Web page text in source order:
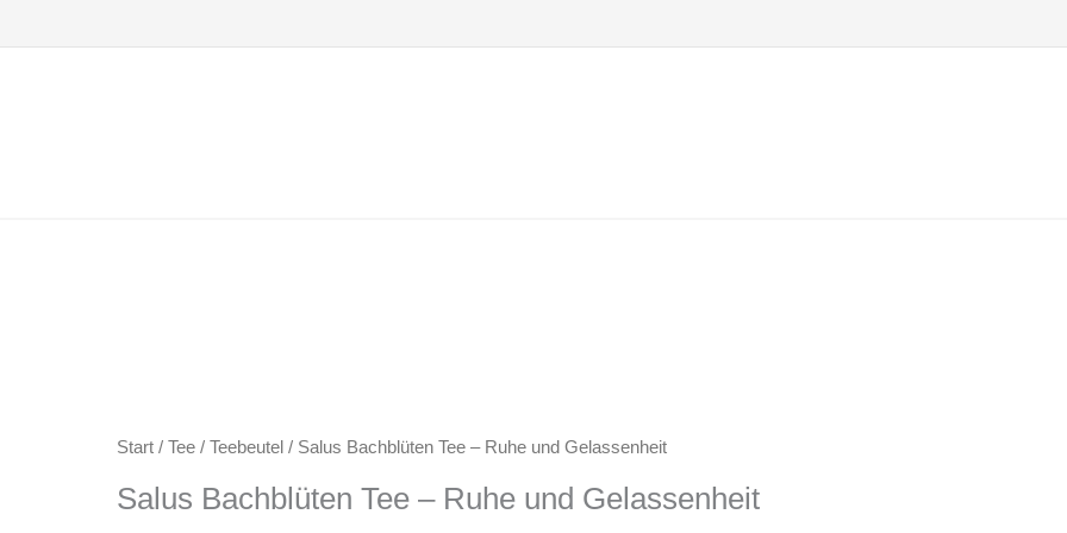
Inhalt
Start /Tee /Teebeutel / Salus Bachblüten Tee – Ruhe und Gelassenheit
Salus Bachblüten Tee – Ruhe und Gelassenheit